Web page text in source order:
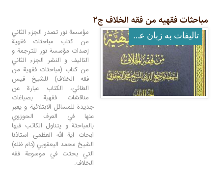
مباحثات فقهیه من فقه الخلاف ج۲
تالیفات به زبان عربی
مؤسسة نور تصدر الجزء الثاني
من كتاب مباحثات فقهية
إصدات مؤسسة نور للترجمة و
التاليف و النشر الجزء الثاني
من كتاب (مباحثات فقهیة من
فقه الخلاف) للشيخ قيس
الطائي، الكتاب عبارة عن
مناقشات فقهية بصياغات
جديدة للمسائل الابتلائية و يعبر
عنها في العرف الحوزوي
بالمباحثة و يتناول الكاتب فيها
ابحاث اية الله العظمى استاذنا
الشيخ محمد اليعقوبي (دام ظله)
التي بحثت في موسوعة فقه
الخلاف.